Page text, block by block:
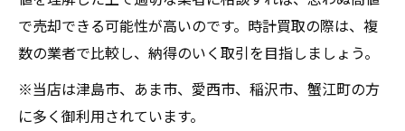
で売却できる可能性が高いのです。時計買取の際は、複
数の業者で比較し、納得のいく取引を目指しましょう。
※当店は津島市、あま市、愛西市、稲沢市、蟹江町の方
に多く御利用されています。